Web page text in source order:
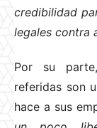
credibilidad
legales contra
Por su
referidas son
hace a sus